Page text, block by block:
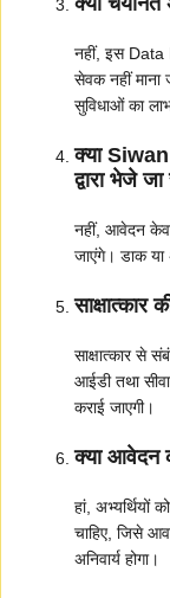
नहीं, इस Data
सेवक नहीं माना
सुविधाओं का
क्या
द्वारा भेजे
नहीं, आवेदन
जाएंगे। डाक या
साक्षात्कार
साक्षात्कार से
आईडी तथा
कराई जाएगी।
क्या आवेदन
हां, अभ्यर्थियों
चाहिए, जिसे
अनिवार्य होगा।